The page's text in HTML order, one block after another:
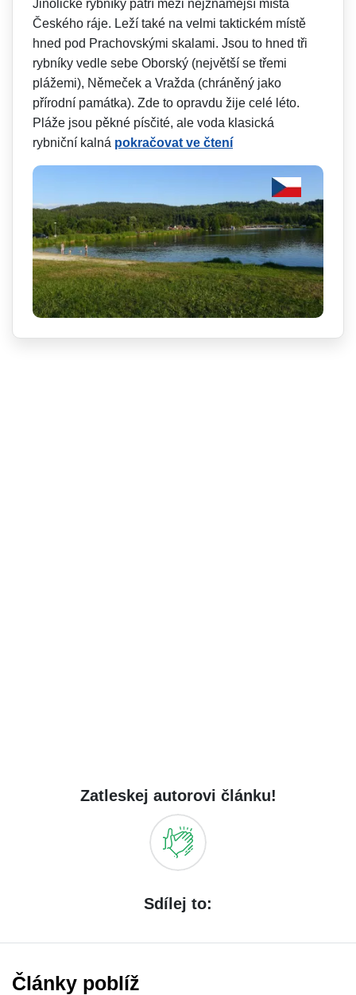
Jinolické rybníky patří mezi nejznámější místa
Českého ráje. Leží také na velmi taktickém místě
hned pod Prachovskými skalami. Jsou to hned tři
rybníky vedle sebe Oborský (největší se třemi
plážemi), Němeček a Vražda (chráněný jako
přírodní památka). Zde to opravdu žije celé léto.
Pláže jsou pěkné písčité, ale voda klasická
rybniční kalná pokračovat ve čtení
Zatleskej autorovi článku!
Sdílej to:
Články poblíž